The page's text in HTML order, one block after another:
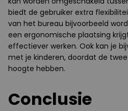
biedt de gebruiker extra
van het bureau bijvoorbeeld
een ergonomische plaatsing
effectiever werken. Ook kan je
met je kinderen, doordat de
hoogte hebben.
Conclusie